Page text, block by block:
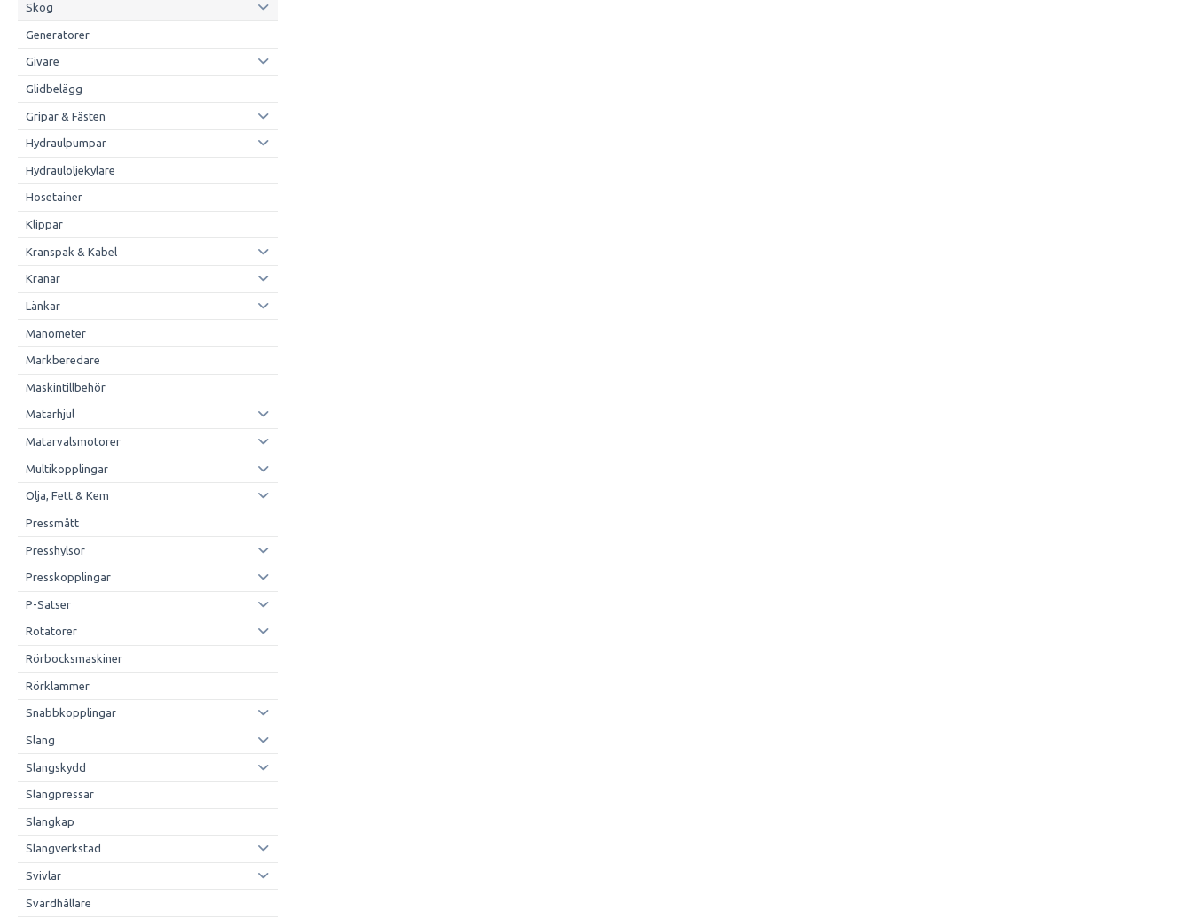
Skog
Generatorer
Givare
Glidbelägg
Gripar & Fästen
Hydraulpumpar
Hydrauloljekylare
Hosetainer
Klippar
Kranspak & Kabel
Kranar
Länkar
Manometer
Markberedare
Maskintillbehör
Matarhjul
Matarvalsmotorer
Multikopplingar
Olja, Fett & Kem
Pressmått
Presshylsor
Presskopplingar
P-Satser
Rotatorer
Rörbocksmaskiner
Rörklammer
Snabbkopplingar
Slang
Slangskydd
Slangpressar
Slangkap
Slangverkstad
Svivlar
Svärdhållare